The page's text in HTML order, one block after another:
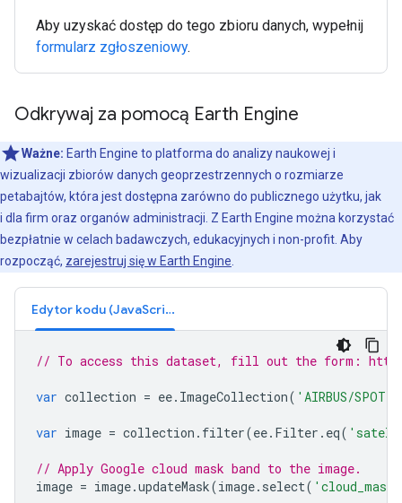
Aby uzyskać dostęp do tego zbioru danych, wypełnij
formularz zgłoszeniowy.
Odkrywaj za pomocą Earth Engine
Ważne: Earth Engine to platforma do analizy naukowej i
wizualizacji zbiorów danych geoprzestrzennych o rozmiarze
petabajtów, która jest dostępna zarówno do publicznego użytku, jak
i dla firm oraz organów administracji. Z Earth Engine można korzystać
bezpłatnie w celach badawczych, edukacyjnych i non-profit. Aby
rozpocząć, zarejestruj się w Earth Engine
Edytor kodu (JavaScript)
// To access this dataset, fill out the form: https://
var collection = ee. ImageCollection( 'AIRBUS/
var image = collection . filter(ee. Filter . eq(
// Apply Google cloud mask band to the image.
image = image.updateMask(image. select( 'cloud_mask'